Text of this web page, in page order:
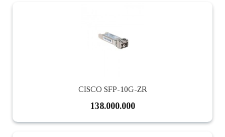
CISCO SFP-10G-ZR
138.000.000